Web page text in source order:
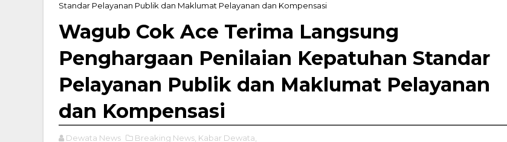
Standar Pelayanan Publik dan Maklumat Pelayanan dan Kompensasi
Wagub Cok Ace Terima Langsung
Penghargaan Penilaian Kepatuhan Standar
Pelayanan Publik dan Maklumat Pelayanan
dan Kompensasi
Dewata News Breaking News, Kabar Dewata,